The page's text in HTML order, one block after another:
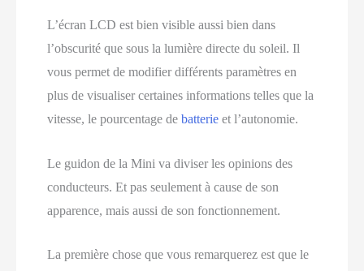
L’écran LCD est bien visible aussi bien dans
l’obscurité que sous la lumière directe du soleil. Il
vous permet de modifier différents paramètres en
plus de visualiser certaines informations telles que la
vitesse, le pourcentage debatterie et l’autonomie.
Le guidon de la Mini va diviser les opinions des
conducteurs. Et pas seulement à cause de son
apparence, mais aussi de son fonctionnement.
La première chose que vous remarquerez est que le